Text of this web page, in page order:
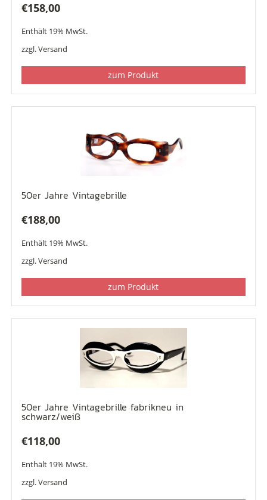
€158,00
Enthält 19% MwSt.
zzgl.Versand
zum Produkt
50er Jahre Vintagebrille
€188,00
Enthält 19% MwSt.
zzgl.Versand
zum Produkt
50er Jahre Vintagebrille fabrikneu in
schwarz/weiß
€118,00
Enthält 19% MwSt.
zzgl.Versand